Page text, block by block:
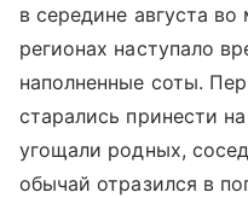
в середине августа
регионах наступало
наполненные соты.
старались принести
угощали родных,
обычай отразился в